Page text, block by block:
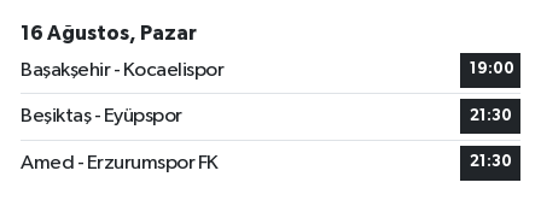
16 Ağustos, Pazar
Başakşehir - Kocaelispor
19:00
Beşiktaş - Eyüpspor 21:30
Amed - Erzurumspor FK 21:30